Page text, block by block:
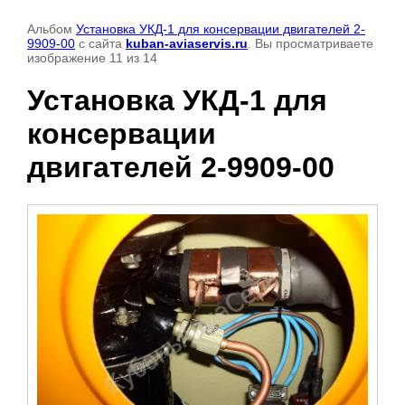
Альбом Установка УКД-1 для консервации двигателей 2-
9909-00 с сайта kuban-aviaservis.ru . Вы просматриваете
изображение 11 из 14
Установка УКД-1 для
консервации
двигателей 2-9909-00